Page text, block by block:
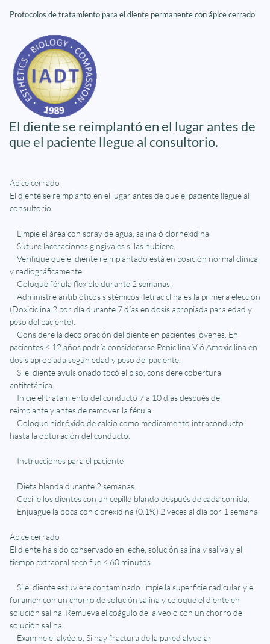
Protocolos de tratamiento para el diente permanente con ápice cerrado
El diente se reimplantó en el lugar antes de
que el paciente llegue al consultorio.
Apice cerrado
El diente se reimplantó en el lugar antes de que el paciente llegue al
consultorio
Limpie el área con spray de agua, salina ó clorhexidina
Suture laceraciones gingivales si las hubiere.
Verifique que el diente reimplantado está en posición normal clínica
y radiográficamente.
Coloque férula flexible durante 2 semanas.
Administre antibióticos sistémicos-Tetraciclina es la primera elección
(Doxiciclina 2 por día durante 7 días en dosis apropiada para edad y
peso del paciente).
Considere la decoloración del diente en pacientes jóvenes. En
pacientes < 12 años podría considerarse Penicilina V ó Amoxicilina en
dosis apropiada según edad y peso del paciente.
Si el diente avulsionado tocó el piso, considere cobertura
antitetánica.
Inicie el tratamiento del conducto 7 a 10 días después del
reimplante y antes de remover la férula.
Coloque hidróxido de calcio como medicamento intraconducto
hasta la obturación del conducto.
Instrucciones para el paciente
Dieta blanda durante 2 semanas.
Cepille los dientes con un cepillo blando después de cada comida.
Enjuague la boca con clorexidina (0.1%) 2 veces al día por 1 semana.
Apice cerrado
El diente ha sido conservado en leche, solución salina y saliva y el
tiempo extraoral seco fue < 60 minutos
Si el diente estuviere contaminado limpie la superficie radicular y el
foramen con un chorro de solución salina y coloque el diente en
solución salina. Remueva el coágulo del alveolo con un chorro de
solución salina.
Examine el alvéolo. Si hay fractura de la pared alveolar